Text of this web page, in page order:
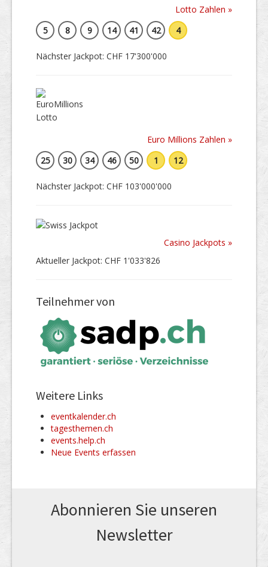
Lotto Zahlen »
5
8 9 14 41 42 4
Nächster Jackpot: CHF 17'300'000
Euro Millions Zahlen »
25
30 34 46 50 1 12
Nächster Jackpot: CHF 103'000'000
Casino Jackpots »
Aktueller Jackpot: CHF 1'033'826
Teilnehmer von
Weitere Links
eventkalender.ch
tagesthemen.ch
events.help.ch
Neue Events erfassen
Abonnieren Sie unseren
News­letter